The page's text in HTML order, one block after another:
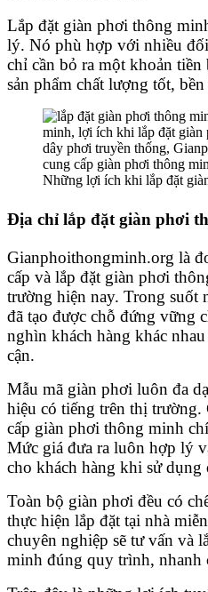
Lắp đặt giàn phơi thông
lý. Nó phù hợp với nhiều
chỉ cần bỏ ra một khoản
sản phẩm chất lượng tốt,
Những lợi ích khi lắp đặt
Địa chỉ lắp đặt giàn phơi
Gianphoithongminh.org là
cấp và lắp đặt giàn phơi
trường hiện nay. Trong suốt
đã tạo được chỗ đứng vững
nghìn khách hàng khác
cận.
Mẫu mã giàn phơi luôn đa
hiệu có tiếng trên thị
cấp giàn phơi thông minh
Mức giá đưa ra luôn hợp lý
cho khách hàng khi sử dụng
Toàn bộ giàn phơi đều có
thực hiện lắp đặt tại nhà
chuyên nghiệp sẽ tư vấn và
minh đúng quy trình, nhanh